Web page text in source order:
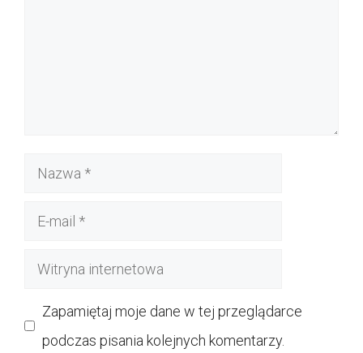
Nazwa
Witryna
Zapamiętaj moje dane w tej przeglądarce
podczas pisania kolejnych komentarzy.